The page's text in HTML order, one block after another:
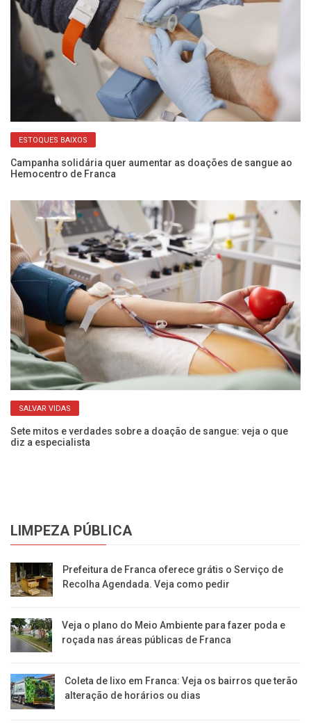
ESTOQUES BAIXOS
Campanha solidária quer aumentar as doações de sangue ao
Hemocentro de Franca
SALVAR VIDAS
Sete mitos e verdades sobre a doação de sangue: veja o que
diz a especialista
LIMPEZA PÚBLICA
Prefeitura de Franca oferece grátis o Serviço de
Recolha Agendada. Veja como pedir
Veja o plano do Meio Ambiente para fazer poda e
roçada nas áreas públicas de Franca
Coleta de lixo em Franca: Veja os bairros que terão
alteração de horários ou dias